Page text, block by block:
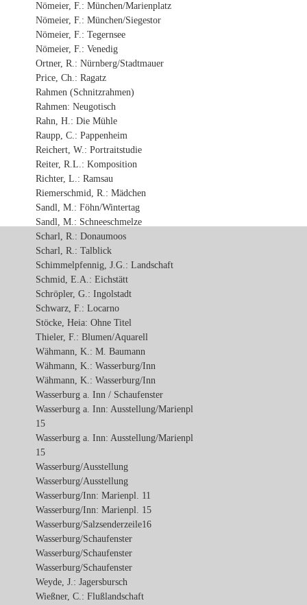
Nömeier, F.: München/Marienplatz
Nömeier, F.: München/Siegestor
Nömeier, F.: Tegernsee
Nömeier, F.: Venedig
Ortner, R.: Nürnberg/Stadtmauer
Price, Ch.: Ragatz
Rahmen (Schnitzrahmen)
Rahmen: Neugotisch
Rahn, H.: Die Mühle
Raupp, C.: Pappenheim
Reichert, W.: Portraitstudie
Reiter, R.L.: Komposition
Richter, L.: Ramsau
Riemerschmid, R.: Mädchen
Sandl, M.: Föhn/Wintertag
Sandl, M.: Schneeschmelze
Scharl, R.: Donaumoos
Scharl, R.: Talblick
Schimmelpfennig, J.G.: Landschaft
Schmid, E.A.: Eichstätt
Schröpler, G.: Ingolstadt
Schwarz, F.: Locarno
Stöcke, Heia: Ohne Titel
Thieler, F.: Blumen/Aquarell
Wähmann, K.: M. Baumann
Wähmann, K.: Wasserburg/Inn
Wähmann, K.: Wasserburg/Inn
Wasserburg a. Inn / Schaufenster
Wasserburg a. Inn: Ausstellung/Marienpl
15
Wasserburg a. Inn: Ausstellung/Marienpl
15
Wasserburg/Ausstellung
Wasserburg/Ausstellung
Wasserburg/Inn: Marienpl. 11
Wasserburg/Inn: Marienpl. 15
Wasserburg/Salzsenderzeile16
Wasserburg/Schaufenster
Wasserburg/Schaufenster
Wasserburg/Schaufenster
Weyde, J.: Jagersbursch
Wießner, C.: Flußlandschaft